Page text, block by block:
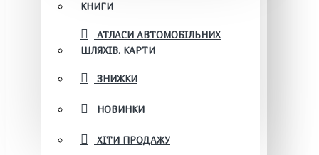
КНИГИ
АТЛАСИ АВТОМОБІЛЬНИХ
ШЛЯХІВ. КАРТИ
ЗНИЖКИ
НОВИНКИ
ХІТИ ПРОДАЖУ